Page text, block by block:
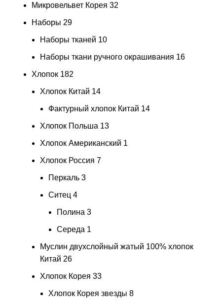
Микровельвет Корея 32
Наборы 29
Наборы тканей 10
Наборы ткани ручного окрашивания 16
Хлопок 182
Хлопок Китай 14
Фактурный хлопок Китай 14
Хлопок Польша 13
Хлопок Американский 1
Хлопок Россия 7
Перкаль 3
Ситец 4
Полина 3
Середа 1
Муслин двухслойный жатый 100% хлопок
Китай 26
Хлопок Корея 33
Хлопок Корея звезды 8